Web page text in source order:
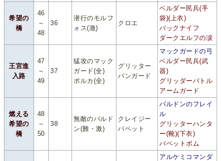
希望の
橋
46
～
48
36
潜行のモルフ
ォス(激)
クロエ
ベルダー民兵(手
袋)(上衣)
バックナイフ
ダークエルフの涙
王宮進
入路
47
～
49
37
猛攻のマック
ガード(全)
ポルカ(全)
グリッター
バンガード
マックガードの弓
ベルダー民兵(武
器)
グリッダーバトル
アームガード
燃える
希望の
橋
48
～
50
38
無敵のバルド
ン(難・激)
クレイジー
パペット
バルドンのフレイ
ル
グリッターハンタ
ー(靴)(下衣)
パペットボム
アルケミコマンダ